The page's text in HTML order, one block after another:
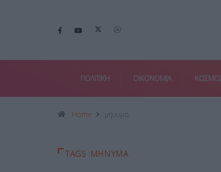
ΠΟΛΙΤΙΚΗ ΟΙΚΟΝΟΜΙΑ
Home μήνυμα
TAGS :ΜΉΝΥΜΑ